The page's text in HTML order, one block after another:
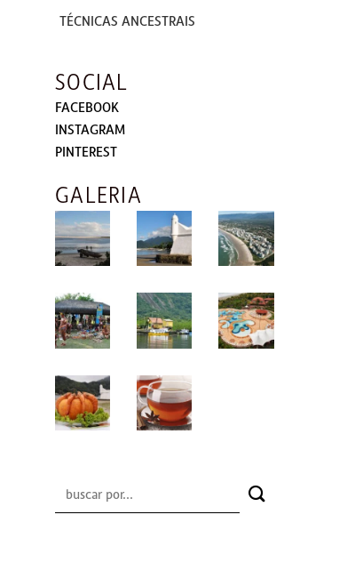
TÉCNICAS ANCESTRAIS
SOCIAL
FACEBOOK
INSTAGRAM
PINTEREST
GALERIA